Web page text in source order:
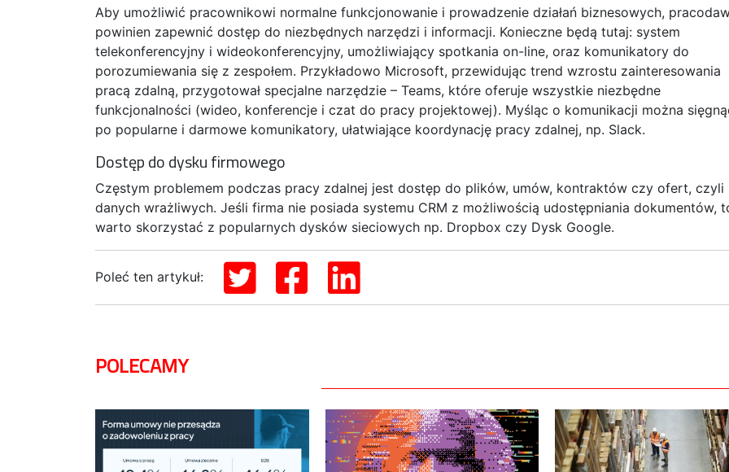
Aby umożliwić pracownikowi normalne funkcjonowanie i prowadzenie działań biznesowych,
powinien zapewnić dostęp do niezbędnych narzędzi i informacji. Konieczne będą tutaj: system
telekonferencyjny i wideokonferencyjny, umożliwiający spotkania on-line, oraz komunikatory do
porozumiewania się z zespołem. Przykładowo Microsoft, przewidując trend wzrostu zainteresowania
pracą zdalną, przygotował specjalne narzędzie – Teams, które oferuje wszystkie niezbędne
funkcjonalności (wideo, konferencje i czat do pracy projektowej). Myśląc o komunikacji można
po popularne i darmowe komunikatory, ułatwiające koordynację pracy zdalnej, np. Slack.
Dostęp do dysku firmowego
Częstym problemem podczas pracy zdalnej jest dostęp do plików, umów, kontraktów czy ofert, czyli
danych wrażliwych. Jeśli firma nie posiada systemu CRM z możliwością udostępniania dokumentów,
warto skorzystać z popularnych dysków sieciowych np. Dropbox czy Dysk Google.
Poleć ten artykuł:
POLECAMY